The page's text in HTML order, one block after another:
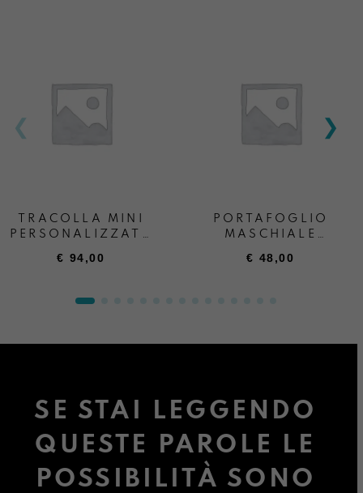
TRACOLLA MINI
PERSONALIZZATA
“ANDREA BOATTA”
€ 94,00
PORTAFOGLIO
MASCHIALE
€ 48,00
SE STAI LEGGENDO
QUESTE PAROLE LE
POSSIBILITÀ SONO